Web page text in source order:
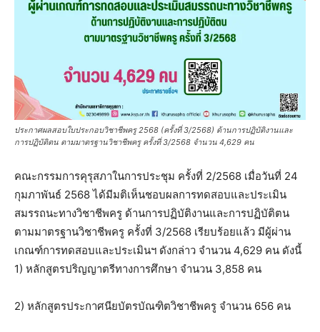
ประกาศผลสอบใบประกอบวิชาชีพครู 2568 (ครั้งที่ 3/2568) ด้านการปฏิบัติงานและ
การปฏิบัติตน ตามมาตรฐานวิชาชีพครู ครั้งที่ 3/2568 จำนวน 4,629 คน
คณะกรรมการคุรุสภาในการประชุม ครั้งที่ 2/2568 เมื่อวันที่ 24
กุมภาพันธ์ 2568 ได้มีมติเห็นชอบผลการทดสอบและประเมิน
สมรรถนะทางวิชาชีพครู ด้านการปฏิบัติงานและการปฏิบัติตน
ตามมาตรฐานวิชาชีพครู ครั้งที่ 3/2568 เรียบร้อยแล้ว มีผู้ผ่าน
เกณฑ์การทดสอบและประเมินฯ ดังกล่าว จำนวน 4,629 คน ดังนี้
1) หลักสูตรปริญญาตรีทางการศึกษา จำนวน 3,858 คน
2) หลักสูตรประกาศนียบัตรบัณฑิตวิชาชีพครู จำนวน 656 คน